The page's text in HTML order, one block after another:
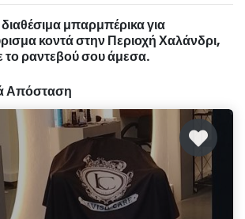
μπαρμπέρικα για
κοντά στην Περιοχή Χαλάνδρι,
το ραντεβού σου άμεσα.
Απόσταση